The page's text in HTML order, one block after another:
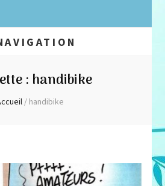
: handibike
/ handibike